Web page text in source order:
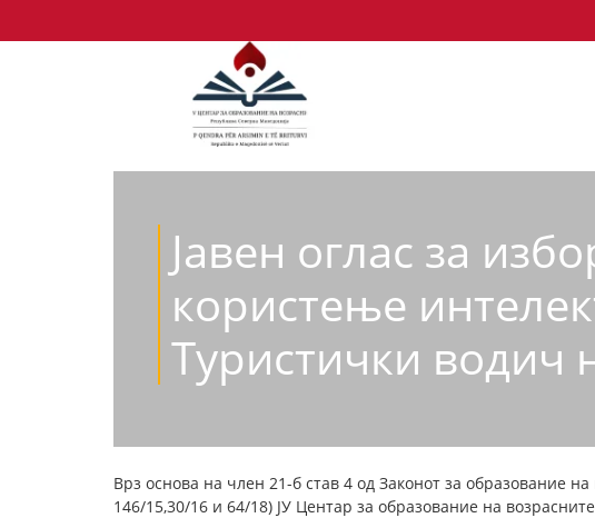
Jавен оглас за
користење
Туристички водич
Врз основа на член 21-б став 4 од Законот за образование
146/15,30/16 и 64/18) ЈУ Центар за образование на